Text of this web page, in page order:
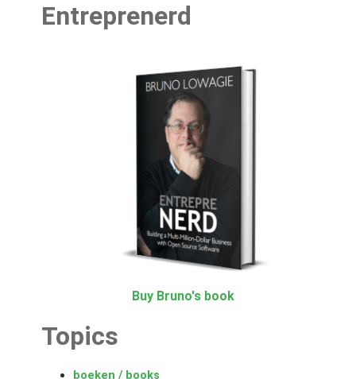
Entreprenerd
Buy Bruno's book
Topics
boeken / books